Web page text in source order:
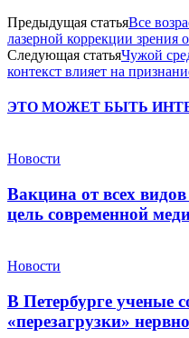
Предыдущая статьяВсе
лазерной коррекции зрения
Следующая статьяЧужой
контекст влияет на
ЭТО МОЖЕТ БЫТЬ
Новости
Вакцина от всех
цель современной
Новости
В Петербурге ученые
«перезагрузки»